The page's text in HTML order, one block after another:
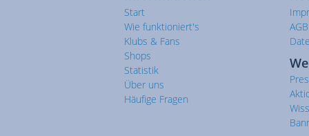
Start
Wie funktioniert's
Klubs & Fans
Shops
Statistik
Über uns
Häufige Fragen
AGB